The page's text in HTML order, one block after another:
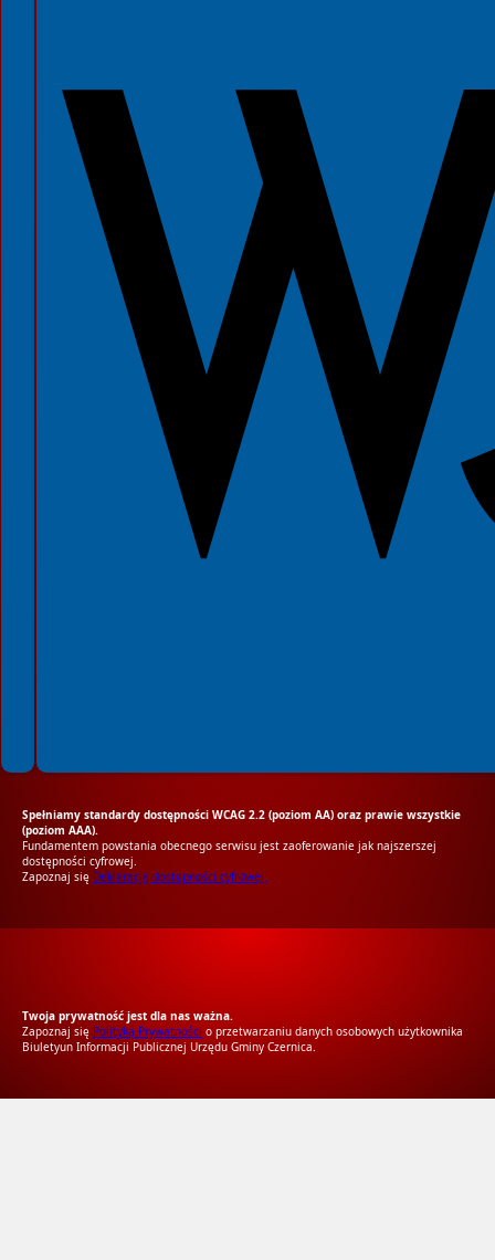
Spełniamy standardy dostępności WCAG 2.2 (poziom AA) oraz prawie wszystkie
(poziom AAA).
Fundamentem powstania obecnego serwisu jest zaoferowanie jak najszerszej
dostępności cyfrowej.
Zapoznaj się Deklaracją dostępności cyfrowej.
Twoja prywatność jest dla nas ważna.
Zapoznaj się Polityką Prywatności o przetwarzaniu danych osobowych użytkownika
Biuletyun Informacji Publicznej Urzędu Gminy Czernica.